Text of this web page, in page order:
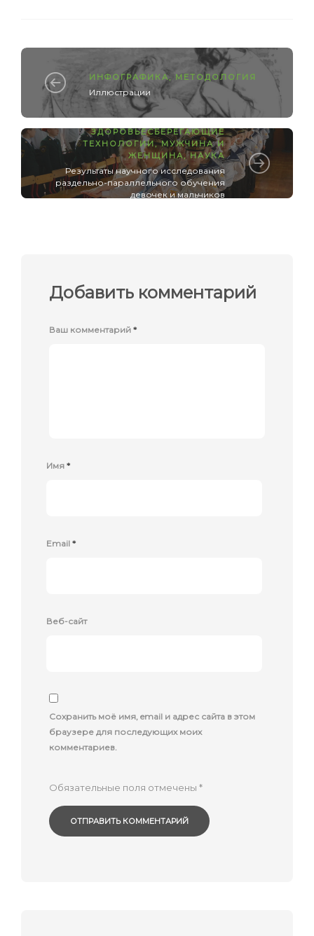
ИНФОГРАФИКА, МЕТОДОЛОГИЯ
Иллюстрации
ЗДОРОВЬЕСБЕРЕГАЮЩИЕ
ТЕХНОЛОГИИ,МУЖЧИНА И
ЖЕНЩИНА,НАУКА
Результаты научного исследования
раздельно-параллельного обучения
девочек и мальчиков
Добавить комментарий
Ваш комментарий *
Имя *
Email *
Веб-сайт
Сохранить моё имя, email и адрес сайта в этом
браузере для последующих моих
комментариев.
Обязательные поля отмечены *